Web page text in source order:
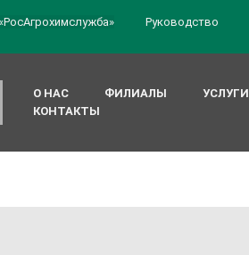
Руководство
О НАС ФИЛИАЛЫ УСЛУГИ
КОНТАКТЫ